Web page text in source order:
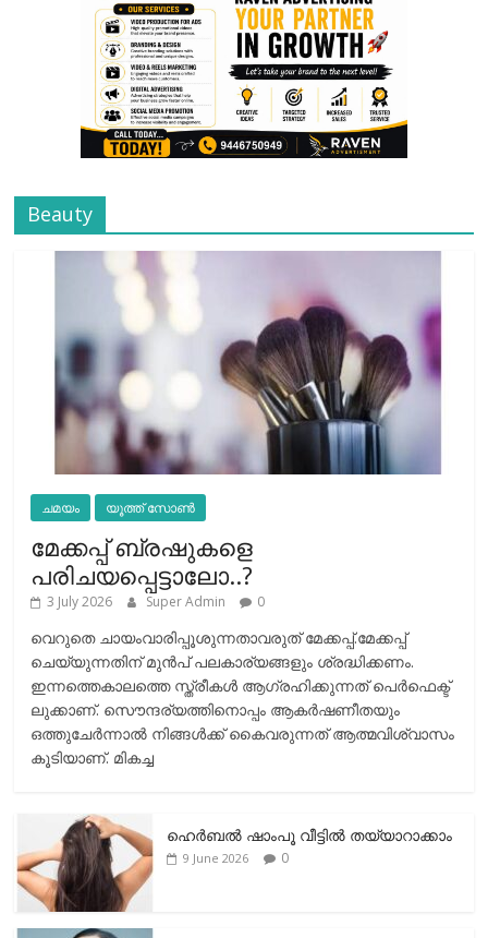
Beauty
ചമയം യൂത്ത് സോൺ
മേക്കപ്പ് ബ്രഷുകളെ
പരിചയപ്പെട്ടാലോ..?
3 July 2026 Super Admin 0
വെറുതെ ചായംവാരിപ്പൂശുന്നതാവരുത് മേക്കപ്പ്.മേക്കപ്പ്
ചെയ്യുന്നതിന് മുന്‍പ് പലകാര്യങ്ങളും ശ്രദ്ധിക്കണം.
ഇന്നത്തെകാലത്തെ സ്ത്രീകള്‍ ആഗ്രഹിക്കുന്നത് പെര്‍ഫെക്ട്
ലുക്കാണ്. സൌന്ദര്യത്തിനൊപ്പം ആകര്‍ഷണീതയും
ഒത്തുചേര്‍ന്നാല്‍ നിങ്ങള്‍ക്ക് കൈവരുന്നത് ആത്മവിശ്വാസം
കൂടിയാണ്. മികച്ച
ഹെര്‍ബല്‍ ഷാംപൂ വീട്ടില്‍ തയ്യാറാക്കാം
9 June 2026 0